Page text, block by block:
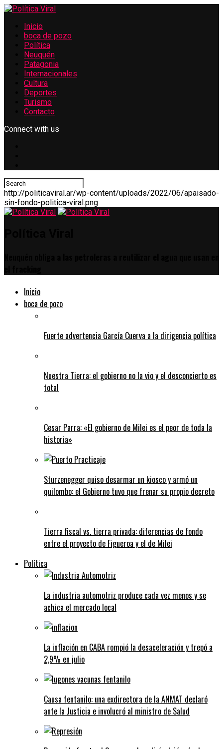
Inicio
boca de pozo
Política
Neuquén
Patagonia
Internacionales
Cultura
Deportes
Turismo
Contacto
Connect with us
http://politicaviral.ar/wp-content/uploads/2022/06/apaisado-
sin-fondo-politica-viral.png
Inicio
boca de pozo
Fuerte advertencia García Cuerva a la dirigencia política
Nuestra Tierra: el gobierno no la vio y el desconcierto es
total
Cesar Parra: «El gobierno de Milei es el peor de toda la
historia»
Sturzenegger quiso desarmar un kiosco y armó un
quilombo: el Gobierno tuvo que frenar su propio decreto
Tierra fiscal vs. tierra privada: diferencias de fondo
entre el proyecto de Figueroa y el de Milei
Política
La industria automotriz produce cada vez menos y se
achica el mercado local
La inflación en CABA rompió la desaceleración y trepó a
2,9% en julio
Causa fentanilo: una exdirectora de la ANMAT declaró
ante la Justicia e involucró al ministro de Salud